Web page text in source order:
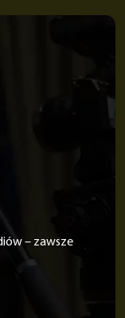
– zawsze